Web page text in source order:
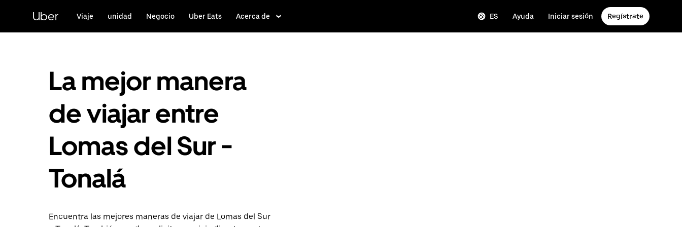
contenido
principal
Uber Viaje unidad Negocio Uber Eats Acerca de ES Ayuda Iniciar sesión Regístrate
La mejor manera
de viajar entre
Lomas del Sur -
Tonalá
Encuentra las mejores maneras de viajar de Lomas del Sur